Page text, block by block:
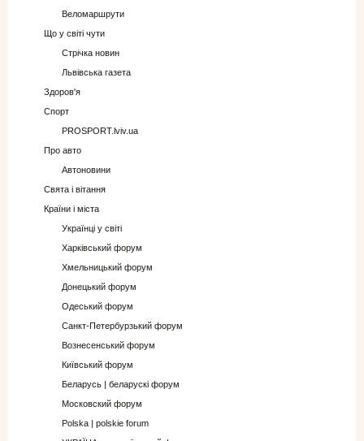
Веломаршрути
Що у світі чути
Стрічка новин
Львівська газета
Здоров'я
Спорт
PROSPORT.lviv.ua
Про авто
Автоновини
Свята і вітання
Країни і міста
Українці у світі
Харківський форум
Хмельницький форум
Донецький форум
Одеський форум
Санкт-Петербурзький форум
Вознесенський форум
Київський форум
Беларусь | беларускі форум
Московский форум
Polska | polskie forum